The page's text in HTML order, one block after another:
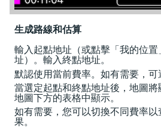
生成路線和估算
輸入起點地址（或點擊「我的位
址）。輸入終點地址。
默認使用當前費率。如有需要，可
當選定起點和終點地址後，地圖
地圖下方的表格中顯示。
如有需要，您可以切換不同費率
果。